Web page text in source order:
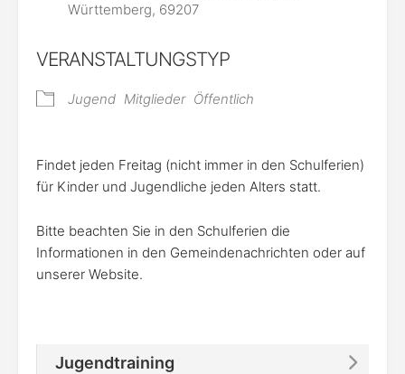
Württemberg, 69207
VERANSTALTUNGSTYP
Jugend Mitglieder Öffentlich
Findet jeden Freitag (nicht immer in den Schulferien)
für Kinder und Jugendliche jeden Alters statt.
Bitte beachten Sie in den Schulferien die
Informationen in den Gemeindenachrichten oder auf
unserer Website.
Jugendtraining